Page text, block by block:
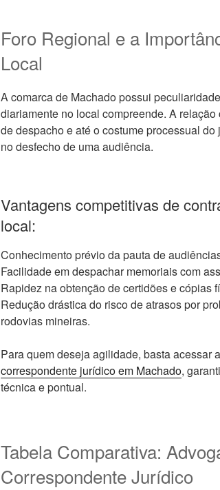
Foro Regional e a
Local
A comarca de Machado possui
diariamente no local compreende. A
de despacho e até o costume processual
no desfecho de uma audiência.
Vantagens competitivas de
local:
Conhecimento prévio da pauta de
Facilidade em despachar memoriais com
Rapidez na obtenção de certidões e cópias
Redução drástica do risco de atrasos por
rodovias mineiras.
Para quem deseja agilidade, basta acessar
correspondente jurídico em Machado,
técnica e pontual.
Tabela Comparativa:
Correspondente Jurídico